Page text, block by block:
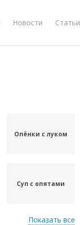
Новости Статьи
Опёнки с луком
Суп с опятами
Показать все